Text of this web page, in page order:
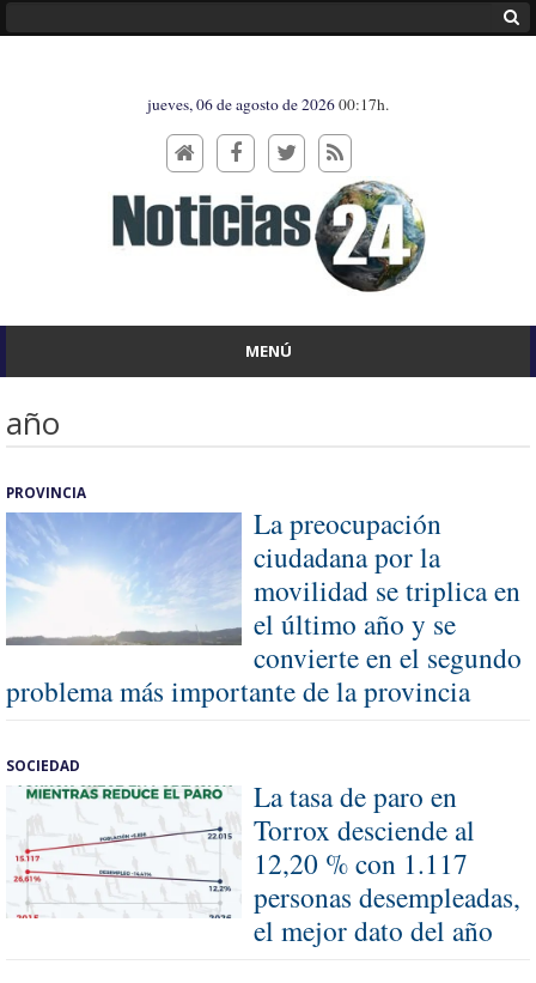
jueves, 06 de agosto de 202600:17h.
MENÚ
año
PROVINCIA
La preocupación
ciudadana por la
movilidad se triplica en
el último año y se
convierte en el segundo
problema más importante de la provincia
SOCIEDAD
La tasa de paro en
Torrox desciende al
12,20 % con 1.117
personas desempleadas,
el mejor dato del año